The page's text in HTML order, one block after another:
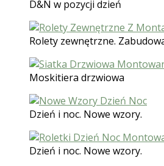
D&N w pozycji dzień
Rolety zewnętrzne.
Moskitiera drzwiowa
Dzień i noc. Nowe wzory.
Dzień i noc. Nowe wzory.